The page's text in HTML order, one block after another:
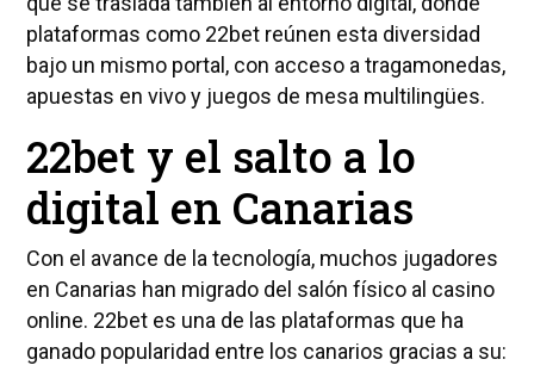
plataformas como 22bet reúnen esta diversidad
bajo un mismo portal, con acceso a tragamonedas,
apuestas en vivo y juegos de mesa multilingües.
22bet y el salto a lo
digital en Canarias
Con el avance de la tecnología, muchos jugadores
en Canarias han migrado del salón físico al casino
online. 22bet es una de las plataformas que ha
ganado popularidad entre los canarios gracias a su: